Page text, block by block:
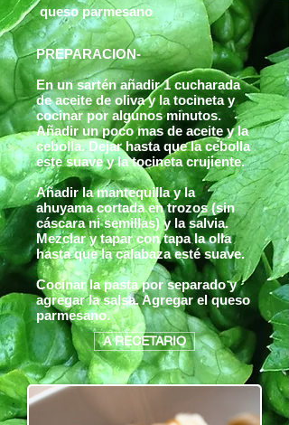
queso parmesano
PREPARACION-
En un sartén añadir 1 cucharada
de aceite de oliva y la tocineta y
cocinar por algunos minutos.
Añadir un poco mas de aceite y la
cebolla. Dejar hasta que la cebolla
este suave y la tocineta crujiente.
Añadir la mantequilla y la
ahuyama cortada en trozos (sin
cáscara ni semillas) y la salvia.
Mezclar y tapar con tapa la olla
hasta que la calabaza esté suave.
Cocinar la pasta por separado y
agregar la salsa. Agregar el queso
parmesano.
A RECETARIO